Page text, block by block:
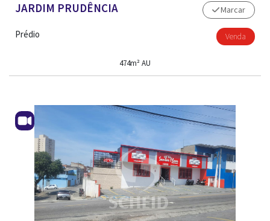
JARDIM PRUDÊNCIA
Prédio
Marcar
Venda
474m² AU